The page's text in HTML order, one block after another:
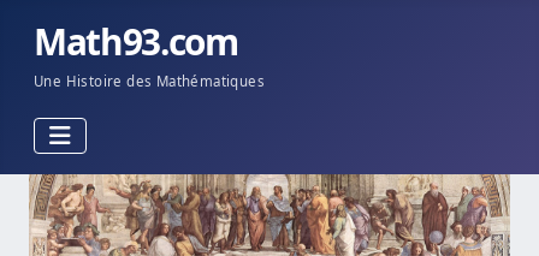
Math93.com
Une Histoire des Mathématiques